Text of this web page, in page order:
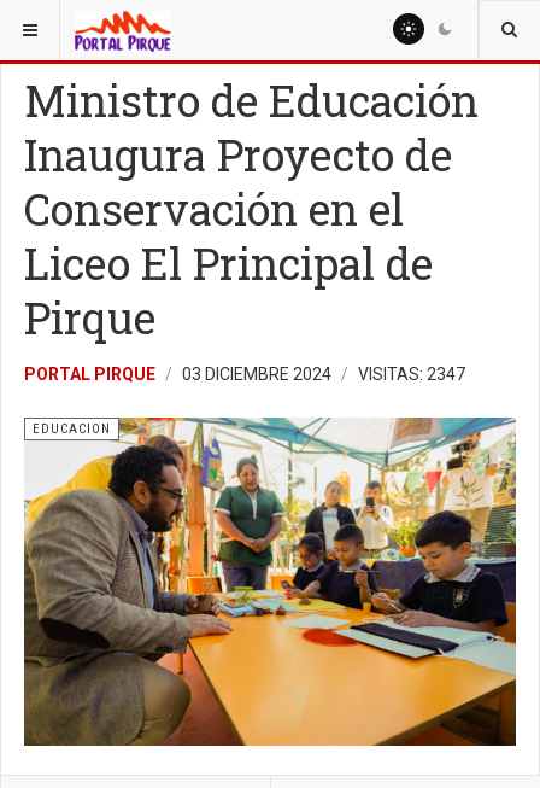
ESTÁ AQUÍ: EDUCACION
Ministro de Educación
Inaugura Proyecto de
Conservación en el
Liceo El Principal de
Pirque
PORTAL PIRQUE 03 DICIEMBRE 2024 VISITAS: 2347
EDUCACION